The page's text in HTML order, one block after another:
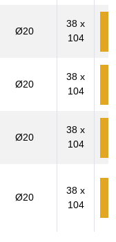
Ø20
38 x
104
Ø20
38 x
104
Ø20
38 x
104
Ø20
38 x
104